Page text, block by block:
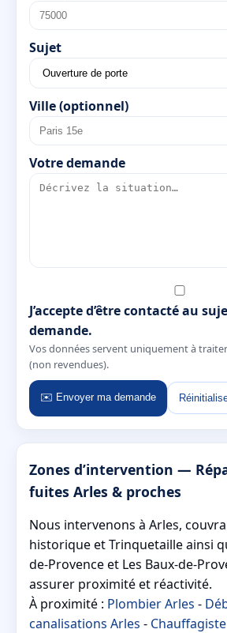
Sujet
Ville (optionnel)
Votre demande
J’accepte d’être contacté au
demande.
Vos données servent uniquement à
(non revendues).
✉️ Envoyer ma demande
Zones d’intervention —
fuites Arles & proches
Nous intervenons à Arles,
historique et Trinquetaille ainsi
de-Provence et Les Baux-de-
assurer proximité et réactivité.
À proximité : Plombier Arles -
canalisations Arles -